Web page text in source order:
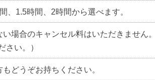
1.5時間、2時間から選べます。
場合のキャンセル料はいただきません。
い。）
どうぞお持ちください。